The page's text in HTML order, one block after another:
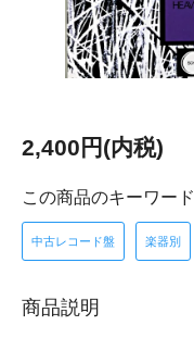
2,400円(内税)
この商品のキーワード
中古レコード盤 楽器別
商品説明